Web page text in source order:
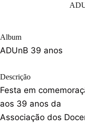
Album
ADUnB 39 anos
Descrição
Festa em
aos 39 anos da
Associação dos